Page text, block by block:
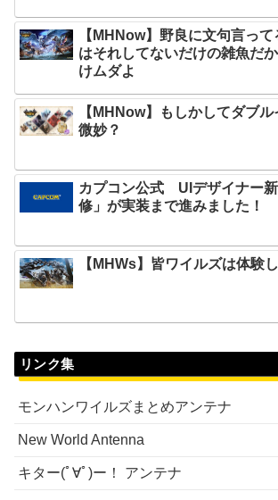
【MHNow】野良に文句言っ
はそれしてないだけの雑魚だ
けムダよ
【MHNow】もしかしてダブ
微妙？
カプコン公式 UIデザイナー
修」が実装まで進みました！
【MHWs】皆ワイルズは体験
リンク集
モンハンワイルズまとめアンテナ
New World Antenna
キター(ﾟ∀ﾟ)ー！ アンテナ